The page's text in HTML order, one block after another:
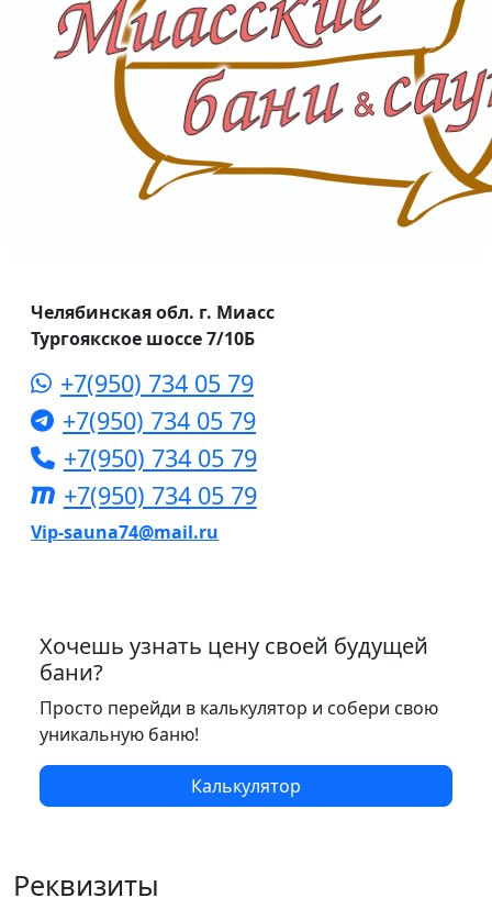
Челябинская обл. г. Миасс
Тургоякское шоссе 7/10Б
+7(950) 734 05 79
+7(950) 734 05 79
+7(950) 734 05 79
+7(950) 734 05 79
Vip-sauna74@mail.ru
Хочешь узнать цену своей будущей
бани?
Просто перейди в калькулятор и собери свою
уникальную баню!
Калькулятор
Реквизиты